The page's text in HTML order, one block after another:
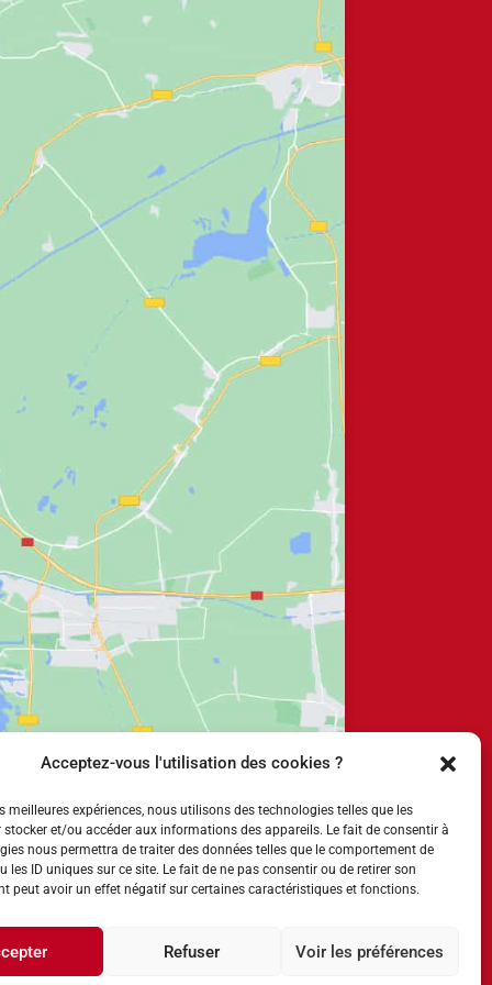
Acceptez-vous l'utilisation des cookies ?
meilleures expériences, nous utilisons des technologies telles que les
stocker et/ou accéder aux informations des appareils. Le fait de consentir à
nous permettra de traiter des données telles que le comportement de
les ID uniques sur ce site. Le fait de ne pas consentir ou de retirer son
peut avoir un effet négatif sur certaines caractéristiques et fonctions.
Refuser Voir les préférences